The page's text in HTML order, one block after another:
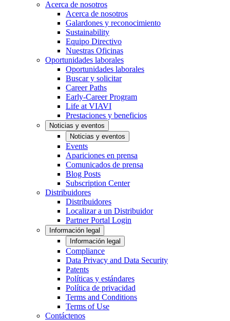
Acerca de nosotros
Acerca de nosotros
Galardones y reconocimiento
Sustainability
Equipo Directivo
Nuestras Oficinas
Oportunidades laborales
Oportunidades laborales
Buscar y solicitar
Career Paths
Early-Career Program
Life at VIAVI
Prestaciones y beneficios
Noticias y eventos
Noticias y eventos
Events
Apariciones en prensa
Comunicados de prensa
Blog Posts
Subscription Center
Distribuidores
Distribuidores
Localizar a un Distribuidor
Partner Portal Login
Información legal
Información legal
Compliance
Data Privacy and Data Security
Patents
Políticas y estándares
Política de privacidad
Terms and Conditions
Terms of Use
Contáctenos